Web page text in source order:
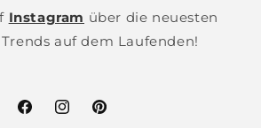
Instagram über die neuesten
auf dem Laufenden!
FacebookInstagramPinterest